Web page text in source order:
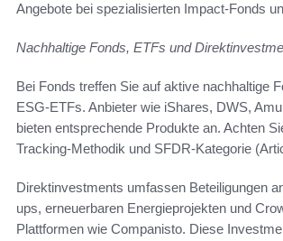
Angebote bei spezialisierten Impact-Fonds
Nachhaltige Fonds, ETFs und
Bei Fonds treffen Sie auf aktive nachhaltige
ESG-ETFs. Anbieter wie iShares, DWS,
bieten entsprechende Produkte an. Achten
Tracking-Methodik und SFDR-Kategorie
Direktinvestments umfassen Beteiligungen
ups, erneuerbaren Energieprojekten und
Plattformen wie Companisto. Diese